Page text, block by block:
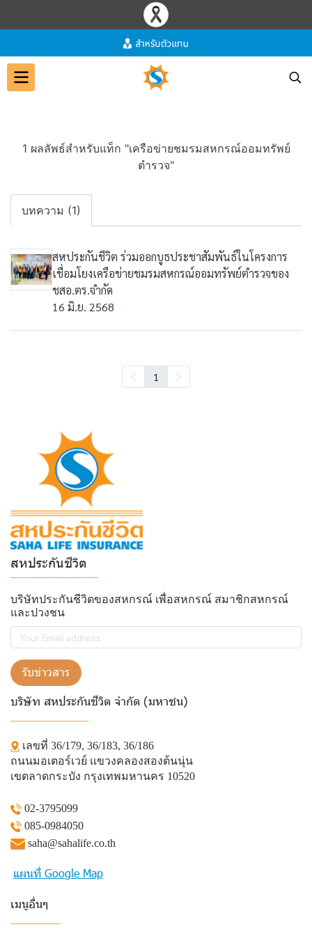
1 ผลลัพธ์สำหรับแท็ก "เครือข่ายชมรมสหกรณ์ออมทรัพย์
ตำรวจ"
บทความ (1)
สหประกันชีวิต ร่วมออกบูธประชาสัมพันธ์ในโครงการ
เชื่อมโยงเครือข่ายชมรมสหกรณ์ออมทรัพย์ตำรวจของ
ชสอ.ตร.จำกัด
16 มิ.ย. 2568
1
สหประกันชีวิต
บริษัทประกันชีวิตของสหกรณ์ เพื่อสหกรณ์ สมาชิกสหกรณ์
และปวงชน
รับข่าวสาร
บริษัท สหประกันชีวิต จำกัด (มหาชน)
เลขที่ 36/179, 36/183, 36/186
ถนนมอเตอร์เวย์ แขวงคลองสองต้นนุ่น
เขตลาดกระบัง กรุงเทพมหานคร 10520
02-3795099
085-0984050
saha@sahalife.co.th
แผนที่ Google Map
เมนูอื่นๆ